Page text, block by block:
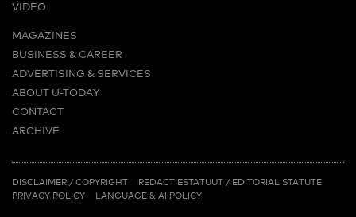
VIDEO
MAGAZINES
BUSINESS & CAREER
ADVERTISING & SERVICES
ABOUT U-TODAY
CONTACT
ARCHIVE
LINKS
DISCLAIMER / COPYRIGHT REDACTIESTATUUT (PDF)
/ EDITORIAL STATUTE(PDF)
PRIVACY POLICY
LANGUAGE & AI POLICY